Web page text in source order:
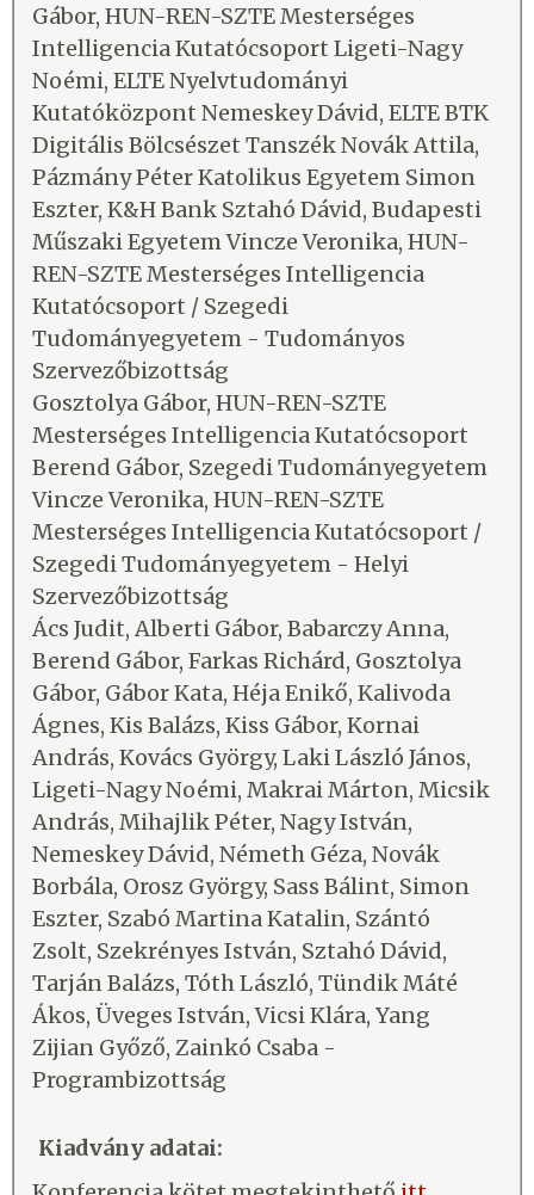
Gábor, HUN-REN-SZTE Mesterséges
Intelligencia Kutatócsoport Ligeti-Nagy
Noémi, ELTE Nyelvtudományi
Kutatóközpont Nemeskey Dávid, ELTE BTK
Digitális Bölcsészet Tanszék Novák Attila,
Pázmány Péter Katolikus Egyetem Simon
Eszter, K&H Bank Sztahó Dávid, Budapesti
Műszaki Egyetem Vincze Veronika, HUN-
REN-SZTE Mesterséges Intelligencia
Kutatócsoport / Szegedi
Tudományegyetem - Tudományos
Szervezőbizottság
Gosztolya Gábor, HUN-REN-SZTE
Mesterséges Intelligencia Kutatócsoport
Berend Gábor, Szegedi Tudományegyetem
Vincze Veronika, HUN-REN-SZTE
Mesterséges Intelligencia Kutatócsoport /
Szegedi Tudományegyetem - Helyi
Szervezőbizottság
Ács Judit, Alberti Gábor, Babarczy Anna,
Berend Gábor, Farkas Richárd, Gosztolya
Gábor, Gábor Kata, Héja Enikő, Kalivoda
Ágnes, Kis Balázs, Kiss Gábor, Kornai
András, Kovács György, Laki László János,
Ligeti-Nagy Noémi, Makrai Márton, Micsik
András, Mihajlik Péter, Nagy István,
Nemeskey Dávid, Németh Géza, Novák
Borbála, Orosz György, Sass Bálint, Simon
Eszter, Szabó Martina Katalin, Szántó
Zsolt, Szekrényes István, Sztahó Dávid,
Tarján Balázs, Tóth László, Tündik Máté
Ákos, Üveges István, Vicsi Klára, Yang
Zijian Győző, Zainkó Csaba -
Programbizottság
Kiadvány adatai: